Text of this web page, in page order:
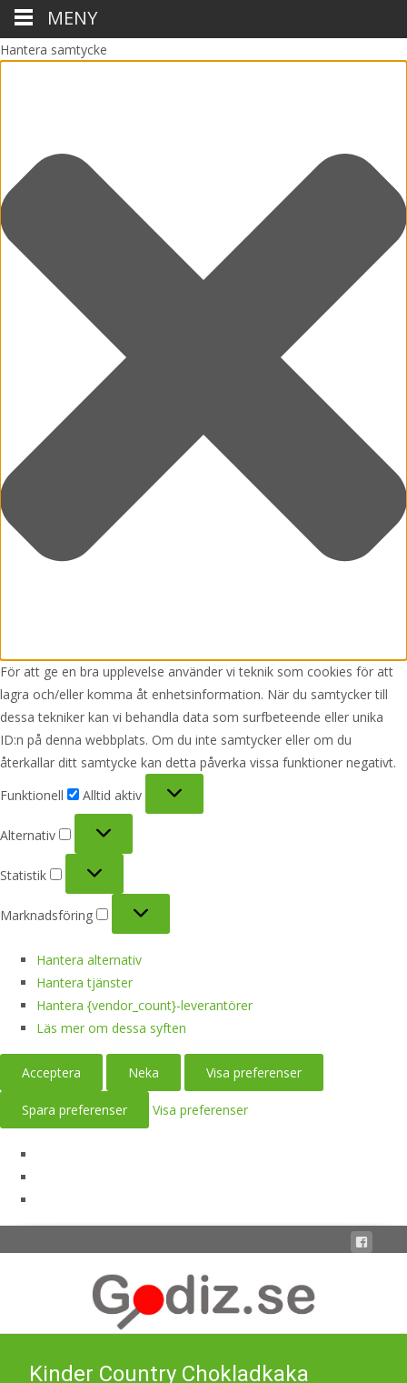
Hantera samtycke
För att ge en bra upplevelse använder vi teknik som cookies för att
lagra och/eller komma åt enhetsinformation. När du samtycker till
dessa tekniker kan vi behandla data som surfbeteende eller unika
ID:n på denna webbplats. Om du inte samtycker eller om du
återkallar ditt samtycke kan detta påverka vissa funktioner negativt.
Funktionell
Alltid aktiv
Alternativ
Statistik
Marknadsföring
Hantera alternativ
Hantera tjänster
Hantera {vendor_count}-leverantörer
Läs mer om dessa syften
Acceptera Neka Visa preferenser
Spara preferenser Visa preferenser
Kinder Country Chokladkaka
MENY